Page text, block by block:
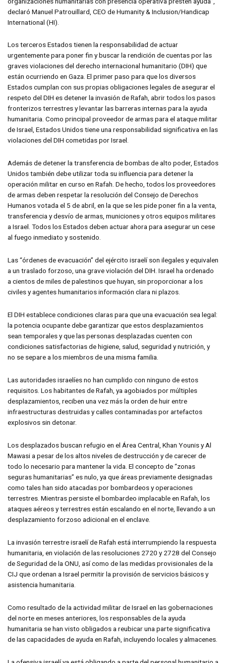
declaró Manuel Patrouillard, CEO de Humanity & Inclusion/Handicap
International (HI).
Los terceros Estados tienen la responsabilidad de actuar
urgentemente para poner fin y buscar la rendición de cuentas por las
graves violaciones del derecho internacional humanitario (DIH) que
están ocurriendo en Gaza. El primer paso para que los diversos
Estados cumplan con sus propias obligaciones legales de asegurar el
respeto del DIH es detener la invasión de Rafah, abrir todos los pasos
fronterizos terrestres y levantar las barreras internas para la ayuda
humanitaria. Como principal proveedor de armas para el ataque militar
de Israel, Estados Unidos tiene una responsabilidad significativa en las
violaciones del DIH cometidas por Israel.
Además de detener la transferencia de bombas de alto poder, Estados
Unidos también debe utilizar toda su influencia para detener la
operación militar en curso en Rafah. De hecho, todos los proveedores
de armas deben respetar la resolución del Consejo de Derechos
Humanos votada el 5 de abril, en la que se les pide poner fin a la venta,
transferencia y desvío de armas, municiones y otros equipos militares
a Israel. Todos los Estados deben actuar ahora para asegurar un cese
al fuego inmediato y sostenido.
Las “órdenes de evacuación” del ejército israelí son ilegales y equivalen
a un traslado forzoso, una grave violación del DIH. Israel ha ordenado
a cientos de miles de palestinos que huyan, sin proporcionar a los
civiles y agentes humanitarios información clara ni plazos.
El DIH establece condiciones claras para que una evacuación sea legal:
la potencia ocupante debe garantizar que estos desplazamientos
sean temporales y que las personas desplazadas cuenten con
condiciones satisfactorias de higiene, salud, seguridad y nutrición, y
no se separe a los miembros de una misma familia.
Las autoridades israelíes no han cumplido con ninguno de estos
requisitos. Los habitantes de Rafah, ya agobiados por múltiples
desplazamientos, reciben una vez más la orden de huir entre
infraestructuras destruidas y calles contaminadas por artefactos
explosivos sin detonar.
Los desplazados buscan refugio en el Área Central, Khan Younis y Al
Mawasi a pesar de los altos niveles de destrucción y de carecer de
todo lo necesario para mantener la vida. El concepto de “zonas
seguras humanitarias” es nulo, ya que áreas previamente designadas
como tales han sido atacadas por bombardeos y operaciones
terrestres. Mientras persiste el bombardeo implacable en Rafah, los
ataques aéreos y terrestres están escalando en el norte, llevando a un
desplazamiento forzoso adicional en el enclave.
La invasión terrestre israelí de Rafah está interrumpiendo la respuesta
humanitaria, en violación de las resoluciones 2720 y 2728 del Consejo
de Seguridad de la ONU, así como de las medidas provisionales de la
CIJ que ordenan a Israel permitir la provisión de servicios básicos y
asistencia humanitaria.
Como resultado de la actividad militar de Israel en las gobernaciones
del norte en meses anteriores, los responsables de la ayuda
humanitaria se han visto obligados a reubicar una parte significativa
de las capacidades de ayuda en Rafah, incluyendo locales y almacenes.